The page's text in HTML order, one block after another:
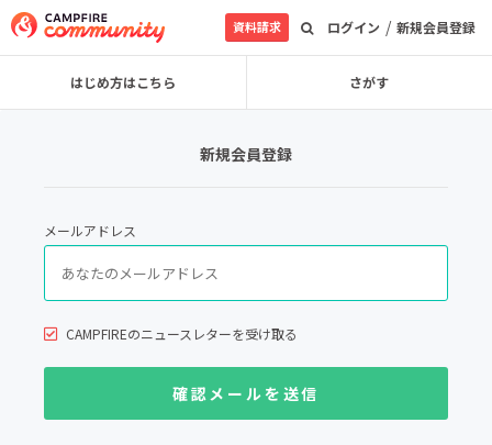
ログイン / 新規会員登録
資料請求
はじめ方はこちら さがす
新規会員登録
メールアドレス
CAMPFIREのニュースレターを受け取る